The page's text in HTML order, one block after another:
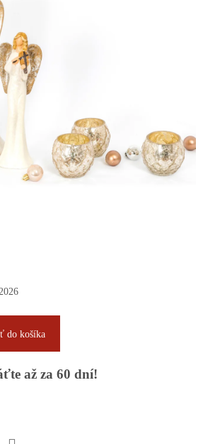
do košíka
až za 60 dní!